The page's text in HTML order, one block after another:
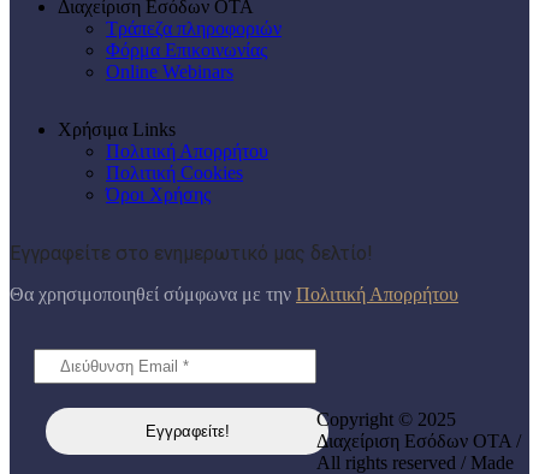
Διαχείριση Εσόδων ΟΤΑ
Τράπεζα πληροφοριών
Φόρμα Επικοινωνίας
Online Webinars
Χρήσιμα Links
Πολιτική Απορρήτου
Πολιτική Cookies
Όροι Χρήσης
Εγγραφείτε στο ενημερωτικό μας δελτίο!
Θα χρησιμοποιηθεί σύμφωνα με την Πολιτική Απορρήτου
Copyright © 2025
Διαχείριση Εσόδων ΟΤΑ /
All rights reserved / Made